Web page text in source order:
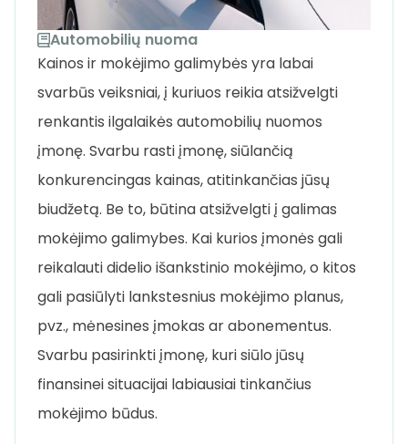
Automobilių nuoma
Kainos ir mokėjimo galimybės yra labai
svarbūs veiksniai, į kuriuos reikia atsižvelgti
renkantis ilgalaikės automobilių nuomos
įmonę. Svarbu rasti įmonę, siūlančią
konkurencingas kainas, atitinkančias jūsų
biudžetą. Be to, būtina atsižvelgti į galimas
mokėjimo galimybes. Kai kurios įmonės gali
reikalauti didelio išankstinio mokėjimo, o kitos
gali pasiūlyti lankstesnius mokėjimo planus,
pvz., mėnesines įmokas ar abonementus.
Svarbu pasirinkti įmonę, kuri siūlo jūsų
finansinei situacijai labiausiai tinkančius
mokėjimo būdus.